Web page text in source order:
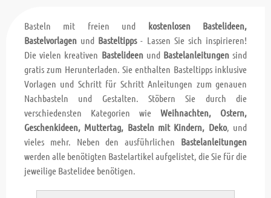
Basteln mit freien und kostenlosen Bastelideen,
Bastelvorlagen und Basteltipps- Lassen Sie sich inspirieren!
Die vielen kreativen Bastelideenund Bastelanleitungensind
gratis zum Herunterladen. Sie enthalten Basteltipps inklusive
Vorlagen und Schritt für Schritt Anleitungen zum genauen
Nachbasteln und Gestalten. Stöbern Sie durch die
verschiedensten Kategorien wie Weihnachten, Ostern,
Geschenkideen, Muttertag, Basteln mit Kindern, Deko, und
vieles mehr. Neben den ausführlichen Bastelanleitungen
werden alle benötigten Bastelartikel aufgelistet, die Sie für die
jeweilige Bastelidee benötigen.